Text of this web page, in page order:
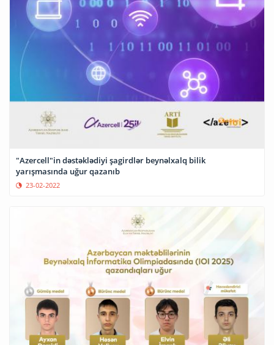
"Azercell"in dəstəklədiyi şagirdlər beynəlxalq bilik
yarışmasında uğur qazanıb
23-02-2022